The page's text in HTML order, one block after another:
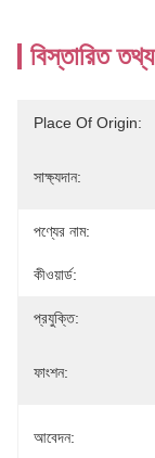
বিস্তারিত তথ্য
Place Of Origin:
সাক্ষ্যদান:
পণ্যের নাম:
কীওয়ার্ড:
প্রযুক্তি:
ফাংশন:
আবেদন: